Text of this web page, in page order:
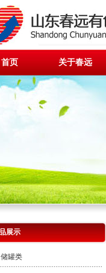
首页 关于春远
展示
储罐类